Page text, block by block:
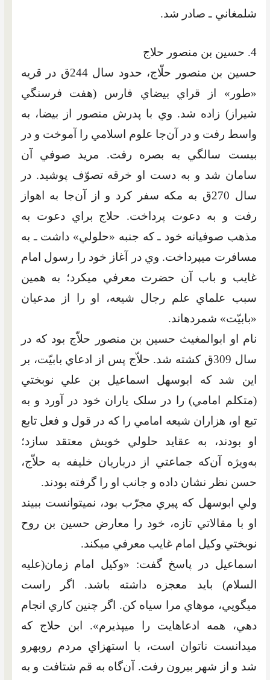
شلمغاني ـ صادر شد.
4. حسين بن منصور حلاج
حسين بن منصور حلّاج، حدود سال 244ق در قريه
«طور» از قراي بيضاي فارس (هفت فرسنگي
شيراز) زاده شد. وي با پدرش منصور از بيضا، به
واسط رفت و در آن‌جا علوم اسلامي را آموخت و در
بيست سالگي به بصره رفت. مريد صوفي آن
سامان شد و به دست او خرقه تصوّف پوشيد. در
سال 270ق به مکه سفر کرد و از آن‌جا به اهواز
رفت و به دعوت پرداخت. حلاج براي دعوت به
مذهب صوفيانه خود ـ که جنبه «حلولي» داشت ـ به
‏مسافرت مي‏پرداخت. وي در آغاز خود را رسول امام
غايب و باب آن حضرت معرفي مي‏کرد؛ به همين
سبب علماي علم رجال شيعه، او را از مدعيان
«بابيّت» شمرده‏اند.
نام او ابوالمغيث حسين بن منصور حلاّج بود که در
سال 309ق کشته شد. حلاّج پس از ادعاي بابيّت، بر
اين شد که ابوسهل اسماعيل بن علي نوبختي
(متکلم امامي) را در سلک ياران خود در آورد و به
تبع او، هزاران شيعه امامي را که در قول و فعل تابع
او بودند، به عقايد حلولي خويش معتقد سازد؛
به‌ويژه آن‌که جماعتي از درباريان خليفه به حلاّج،
حسن نظر نشان داده و جانب او را گرفته بودند.
ولي ابوسهل که پيري مجرّب بود، نمي‏توانست ببيند
او با مقالاتي تازه، خود را معارض حسين بن روح
نوبختي وکيل امام غايب معرفي مي‏کند.
اسماعيل در پاسخ گفت: «وکيل امام زمان(عليه
السلام) بايد معجزه داشته باشد. اگر راست
مي‏گويي، موهاي مرا سياه کن. اگر چنين کاري انجام
دهي، همه ادعاهايت را مي‏پذيرم». ابن حلاج که
مي‏دانست ناتوان است، با استهزاي مردم روبه‏رو
شد و از شهر بيرون رفت. آن‌گاه به قم شتافت و به